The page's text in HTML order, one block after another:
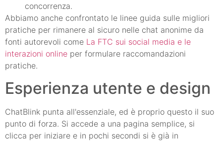
concorrenza.
Abbiamo anche confrontato le linee guida sulle migliori
pratiche per rimanere al sicuro nelle chat anonime da
fonti autorevoli come La FTC sui social media e le
interazioni online per formulare raccomandazioni
pratiche.
Esperienza utente e design
ChatBlink punta all'essenziale, ed è proprio questo il suo
punto di forza. Si accede a una pagina semplice, si
clicca per iniziare e in pochi secondi si è già in